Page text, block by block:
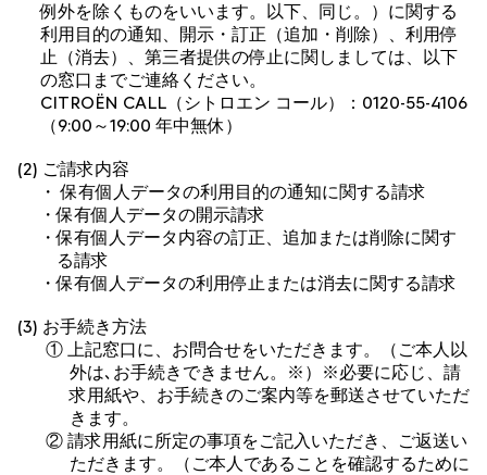
例外を除くものをいいます。以下、同じ。）に関する
利用目的の通知、開示・訂正（追加・削除）、利用停
止（消去）、第三者提供の停止に関しましては、以下
の窓口までご連絡ください。
CITROËN CALL（シトロエン コール）： 0120-55-4106
（9:00～19:00 年中無休）
(2) ご請求内容
・ 保有個人データの利用目的の通知に関する請求
・保有個人データの開示請求
・保有個人データ内容の訂正、追加または削除に関す
る請求
・保有個人データの利用停止または消去に関する請求
(3) お手続き方法
① 上記窓口に、お問合せをいただきます。（ご本人以
外は､お手続きできません。※）※必要に応じ、請
求用紙や、お手続きのご案内等を郵送させていただ
きます。
② 請求用紙に所定の事項をご記入いただき、ご返送い
ただきます。（ご本人であることを確認するために